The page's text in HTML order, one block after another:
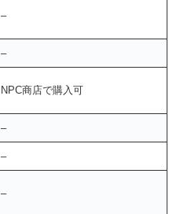
–
–
NPC商店で購入可
–
–
–